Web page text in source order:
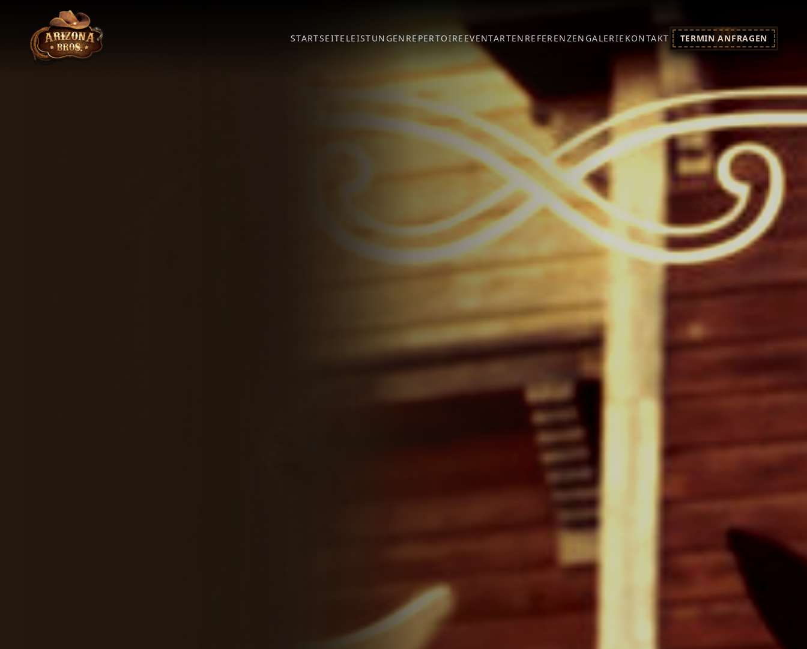
STARTSEITE LEISTUNGEN REPERTOIRE EVENTARTEN REFERENZEN GALERIE KONTAKT TERMIN ANFRAGEN